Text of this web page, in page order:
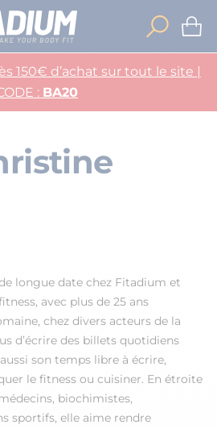
150€ d’achat sur tout le site |
: BA20
longue date chez Fitadium et
avec plus de 25 ans
chez divers acteurs de la
d’écrire des billets quotidiens
son temps libre à écrire,
le fitness ou cuisiner. En étroite
biochimistes,
sportifs, elle aime rendre